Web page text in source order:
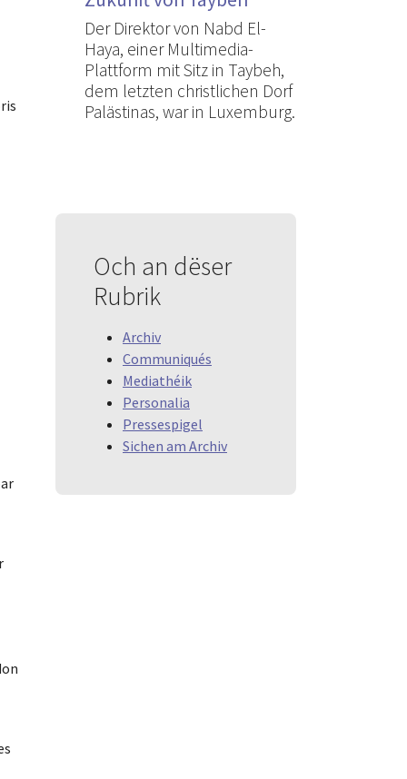
Der Direktor von Nabd El-
Haya, einer Multimedia-
Plattform mit Sitz in Taybeh,
dem letzten christlichen Dorf
Palästinas, war in Luxemburg.
Och an dëser
Rubrik
Archiv
Communiqués
Mediathéik
Personalia
Pressespigel
Sichen am Archiv